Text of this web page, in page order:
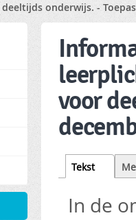
onderwijs. -
voor
Tabs
Tekst(active
In de